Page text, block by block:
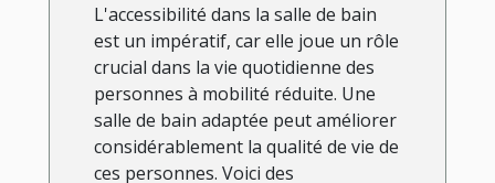
L'accessibilité dans la salle de bain
est un impératif, car elle joue un rôle
crucial dans la vie quotidienne des
personnes à mobilité réduite. Une
salle de bain adaptée peut améliorer
considérablement la qualité de vie de
ces personnes. Voici des